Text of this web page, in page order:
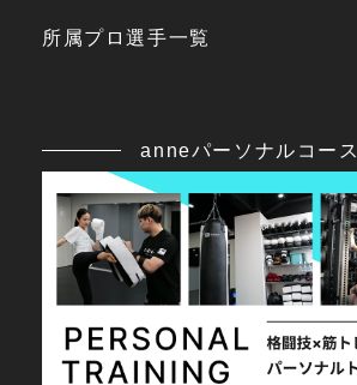
所属プロ選手一覧
anneパーソナルコース